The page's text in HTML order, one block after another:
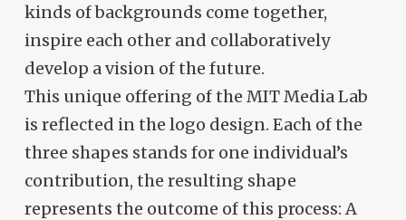
kinds of backgrounds come together,
inspire each other and collaboratively
develop a vision of the future.
This unique offering of the MIT Media Lab
is reflected in the logo design. Each of the
three shapes stands for one individual’s
contribution, the resulting shape
represents the outcome of this process: A